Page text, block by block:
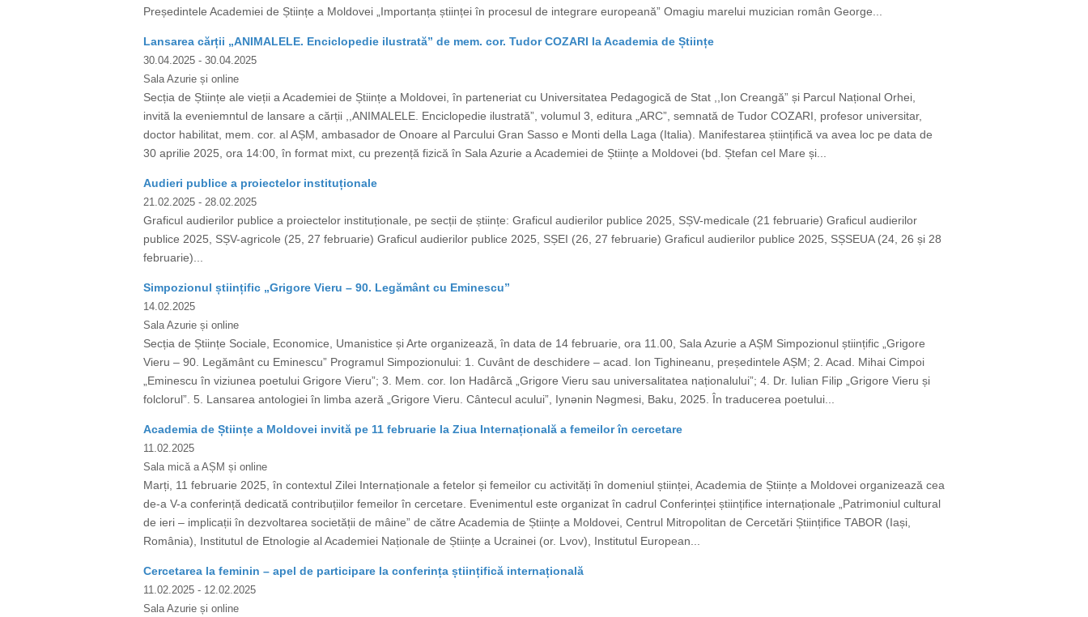
Președintele Academiei de Științe a Moldovei „Importanța științei în procesul de integrare europeană” Omagiu marelui muzician român George...
Lansarea cărții „ANIMALELE. Enciclopedie ilustrată” de mem. cor. Tudor COZARI la Academia de Științe
30.04.2025 - 30.04.2025
Sala Azurie și online
Secția de Științe ale vieții a Academiei de Științe a Moldovei, în parteneriat cu Universitatea Pedagogică de Stat ,,Ion Creangă” și Parcul Național Orhei,
invită la eveniemntul de lansare a cărții ,,ANIMALELE. Enciclopedie ilustrată”, volumul 3, editura „ARC”, semnată de Tudor COZARI, profesor universitar,
doctor habilitat, mem. cor. al AȘM, ambasador de Onoare al Parcului Gran Sasso e Monti della Laga (Italia). Manifestarea științifică va avea loc pe data de
30 aprilie 2025, ora 14:00, în format mixt, cu prezență fizică în Sala Azurie a Academiei de Științe a Moldovei (bd. Ștefan cel Mare și...
Audieri publice a proiectelor instituționale
21.02.2025 - 28.02.2025
Graficul audierilor publice a proiectelor instituționale, pe secții de științe: Graficul audierilor publice 2025, SȘV-medicale (21 februarie) Graficul audierilor
publice 2025, SȘV-agricole (25, 27 februarie) Graficul audierilor publice 2025, SȘEI (26, 27 februarie) Graficul audierilor publice 2025, SȘSEUA (24, 26 și 28
februarie)...
Simpozionul științific „Grigore Vieru – 90. Legământ cu Eminescu”
14.02.2025
Sala Azurie și online
Secția de Științe Sociale, Economice, Umanistice și Arte organizează, în data de 14 februarie, ora 11.00, Sala Azurie a AȘM Simpozionul științific „Grigore
Vieru – 90. Legământ cu Eminescu” Programul Simpozionului: 1. Cuvânt de deschidere – acad. Ion Tighineanu, președintele AȘM; 2. Acad. Mihai Cimpoi
„Eminescu în viziunea poetului Grigore Vieru”; 3. Mem. cor. Ion Hadârcă „Grigore Vieru sau universalitatea naționalului”; 4. Dr. Iulian Filip „Grigore Vieru și
folclorul”. 5. Lansarea antologiei în limba azeră „Grigore Vieru. Cântecul acului”, Iynǝnin Nǝgmesi, Baku, 2025. În traducerea poetului...
Academia de Științe a Moldovei invită pe 11 februarie la Ziua Internațională a femeilor în cercetare
11.02.2025
Sala mică a AȘM și online
Marți, 11 februarie 2025, în contextul Zilei Internaționale a fetelor și femeilor cu activități în domeniul științei, Academia de Științe a Moldovei organizează cea
de-a V-a conferință dedicată contribuțiilor femeilor în cercetare. Evenimentul este organizat în cadrul Conferinței științifice internaționale „Patrimoniul cultural
de ieri – implicații în dezvoltarea societății de mâine” de către Academia de Științe a Moldovei, Centrul Mitropolitan de Cercetări Științifice TABOR (Iași,
România), Institutul de Etnologie al Academiei Naționale de Științe a Ucrainei (or. Lvov), Institutul European...
Cercetarea la feminin – apel de participare la conferința științifică internațională
11.02.2025 - 12.02.2025
Sala Azurie și online